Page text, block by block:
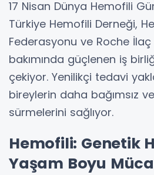
17 Nisan Dünya Hemofili
Türkiye Hemofili Derneği,
Federasyonu ve Roche
bakımında güçlenen iş
çekiyor. Yenilikçi tedavi
bireylerin daha bağımsız
sürmelerini sağlıyor.
Hemofili: Genetik
Yaşam Boyu